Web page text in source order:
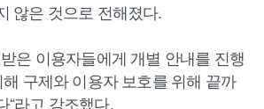
않은 것으로 전해졌다.
은 이용자들에게 개별 안내를 진행
해 구제와 이용자 보호를 위해 끝까
“라고 강조했다.